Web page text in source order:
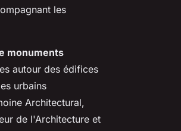
les
monuments
autour des édifices
urbains
Architectural,
de l'Architecture et